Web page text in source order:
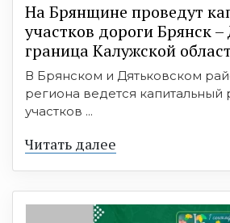
На Брянщине проведут
участков дороги Брянск –
граница Калужской
В Брянском и Дятьковском
региона ведется капитальный
участков ...
Читать далее